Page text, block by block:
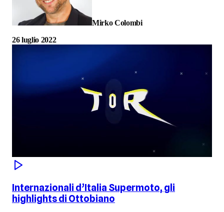
Mirko Colombi
26 luglio 2022
Internazionali d’Italia Supermoto, gli
highlights di Ottobiano